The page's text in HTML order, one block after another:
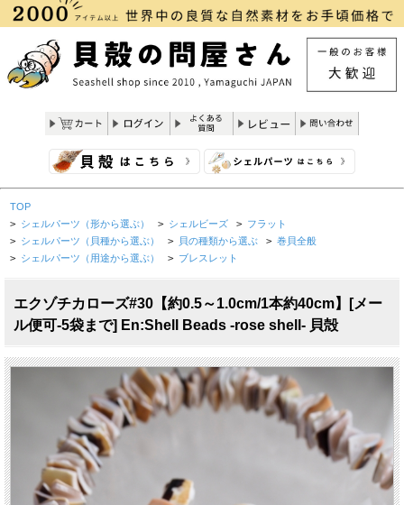
TOP
> シェルパーツ（形から選ぶ） > シェルビーズ > フラット
> シェルパーツ（貝種から選ぶ） > 貝の種類から選ぶ > 巻貝全般
> シェルパーツ（用途から選ぶ） > ブレスレット
エクゾチカローズ#30【約0.5～1.0cm/1本約40cm】[メー
ル便可-5袋まで] En:Shell Beads -rose shell- 貝殻